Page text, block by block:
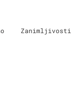
Zanimljivosti